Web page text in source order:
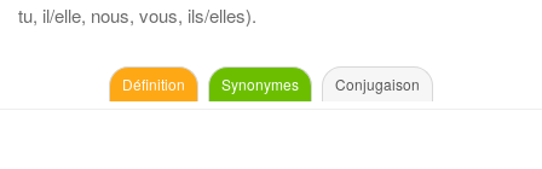
tu, il/elle, nous, vous, ils/elles).
Définition Synonymes Conjugaison